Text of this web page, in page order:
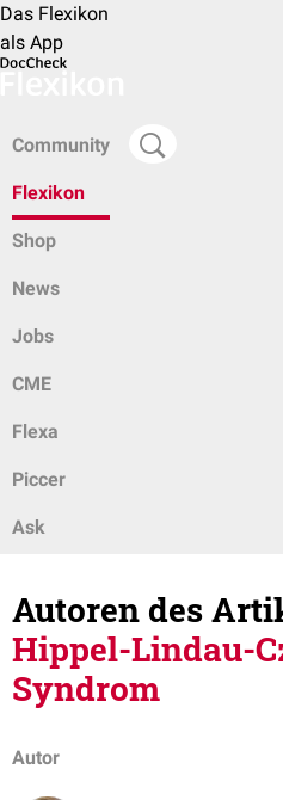
Das Flexikon
als App
Community
Flexikon
Shop
News
Jobs
CME
Flexa
Piccer
Ask
Autoren des
Hippel-Lindau-
Syndrom
Autor